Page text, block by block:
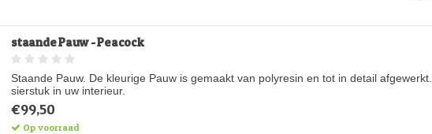
staande Pauw - Peacock
Staande Pauw. De kleurige Pauw is gemaakt van polyresin en tot in detail
sierstuk in uw interieur.
€99,50
Op voorraad